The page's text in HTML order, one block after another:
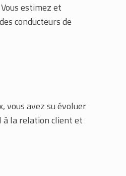
estimez et
conducteurs de
vous avez su évoluer
à la relation client et